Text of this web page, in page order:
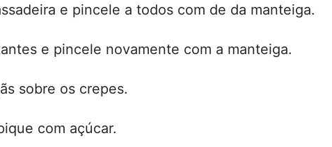
e pincele a todos com de da manteiga.
e pincele novamente com a manteiga.
sobre os crepes.
com açúcar.